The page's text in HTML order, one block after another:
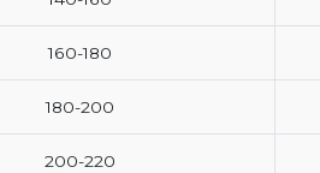
160-180
180-200
200-220